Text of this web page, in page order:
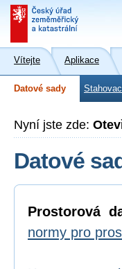
Vítejte Aplikace
Datové sady
Nyní jste zde:
Datové
Prostorová
normy pro